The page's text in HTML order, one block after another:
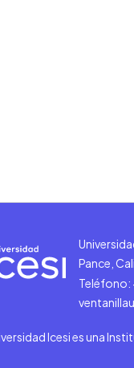
Pance,
Teléfono:
Icesi es una